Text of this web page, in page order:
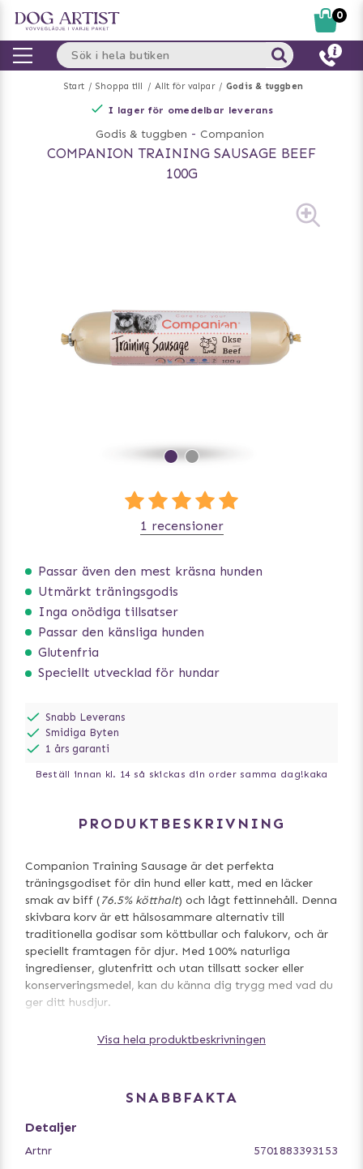
Start Shoppa till Allt för valpar Godis & tuggben
I lager för omedelbar leverans
Godis & tuggben - Companion
COMPANION TRAINING SAUSAGE BEEF
100G
Passar även den mest kräsna hunden
Utmärkt träningsgodis
Inga onödiga tillsatser
Passar den känsliga hunden
Glutenfria
Speciellt utvecklad för hundar
1 recensioner
Snabb Leverans
Smidiga Byten
1 års garanti
Beställ innan kl. 14 så skickas din order samma dag!kaka
PRODUKTBESKRIVNING
Companion Training Sausage är det perfekta
träningsgodiset för din hund eller katt, med en läcker
smak av biff (76.5% kötthalt) och lågt fettinnehåll. Denna
skivbara korv är ett hälsosammare alternativ till
traditionella godisar som köttbullar och falukorv, och är
speciellt framtagen för djur. Med 100% naturliga
ingredienser, glutenfritt och utan tillsatt socker eller
konserveringsmedel, kan du känna dig trygg med vad du
ger ditt husdjur.
Perfekt att frysa in om man inte vill använda allt på en
Vegetabiliskt protein 8%, Vegetabilisk glycerin 3%,
Sorbitol 2%, Salt 0,5%
Visa hela produktbeskrivningen
SNABBFAKTA
Detaljer
Artnr 5701883393153
0